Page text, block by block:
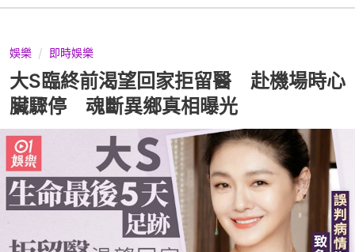
娛樂 即時娛樂
大S臨終前渴望回家拒留醫 赴機場時心
臟驟停 魂斷異鄉真相曝光